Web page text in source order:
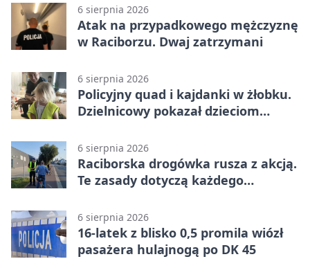
6 sierpnia 2026
Atak na przypadkowego mężczyznę
w Raciborzu. Dwaj zatrzymani
6 sierpnia 2026
Policyjny quad i kajdanki w żłobku.
Dzielnicowy pokazał dzieciom
6 sierpnia 2026
Raciborska drogówka rusza z akcją.
Te zasady dotyczą każdego
6 sierpnia 2026
16-latek z blisko 0,5 promila wiózł
pasażera hulajnogą po DK 45